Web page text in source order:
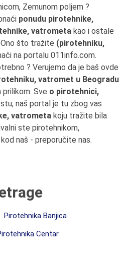
Zemunom poljem ?
ponudu pirotehnike,
vatrometa kao i ostale
Ono što tražite (pirotehniku,
na portalu 011info.com.
? Verujemo da je baš ovde
vatromet u Beogradu
Sve o pirotehnici,
naš portal je tu zbog vas
vatrometa koju tražite bila
ste pirotehnikom,
naš - preporučite nas.
Pirotehnika Banjica
Centar